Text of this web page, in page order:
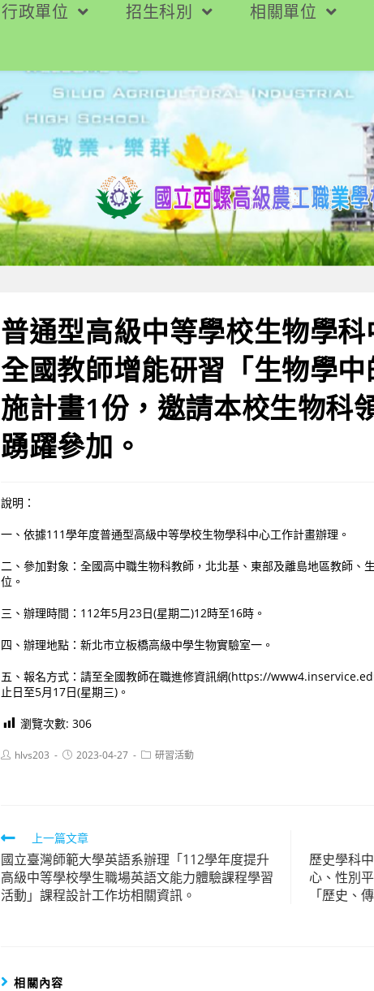
行政單位 招生科別 相關單位
普通型高級中等學校生物學
全國教師增能研習「生物學
施計畫1份，邀請本校生物科
踴躍參加。
說明：
一、依據111學年度普通型高級中等學校生物學科中心工作計畫辦理。
二、參加對象：全國高中職生物科教師，北北基、東部及離島地區教師、
位。
三、辦理時間：112年5月23日(星期二)12時至16時。
四、辦理地點：新北市立板橋高級中學生物實驗室一。
五、報名方式：請至全國教師在職進修資訊網(https://
止日至5月17日(星期三)。
瀏覽次數: 306
Posthlvs203
Post2023-04-27
Post研習活動
Read
more
articles
上一篇文章
國立臺灣師範大學英語系辦理「112學年度提升
高級中等學校學生職場英語文能力體驗課程學習
活動」課程設計工作坊相關資訊。
歷史學科
心、性別
「歷史、
相關內容